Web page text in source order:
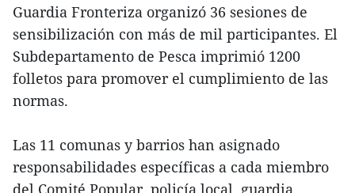
Guardia Fronteriza organizó 36 sesiones de
sensibilización con más de mil participantes. El
Subdepartamento de Pesca imprimió 1200
folletos para promover el cumplimiento de las
normas.
Las 11 comunas y barrios han asignado
responsabilidades específicas a cada miembro
del Comité Popular, policía local, guardia